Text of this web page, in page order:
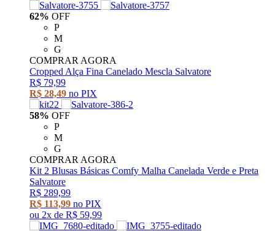
62% OFF
P
M
G
COMPRAR AGORA
Cropped Alça Fina Canelado Mescla Salvatore
R$ 79,99
R$ 28,49 no PIX
58% OFF
P
M
G
COMPRAR AGORA
Kit 2 Blusas Básicas Comfy Malha Canelada Verde e Preta
Salvatore
R$ 289,99
R$ 113,99 no PIX
ou 2x de R$ 59,99